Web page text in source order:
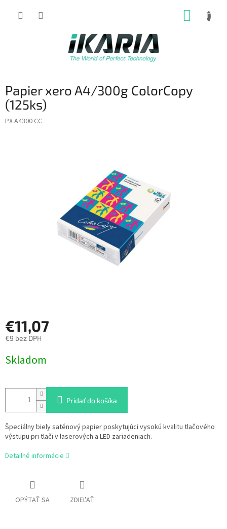
Papier xero A4/300g ColorCopy
(125ks)
PX A4300 CC
€11,07
€9 bez DPH
cena:
Skladom
Pridať do košíka
Špeciálny biely saténový papier poskytujúci vysokú kvalitu tlačového
výstupu pri tlači v laserových a LED zariadeniach.
Detailné informácie
OPÝTAŤ SA ZDIEĽAŤ